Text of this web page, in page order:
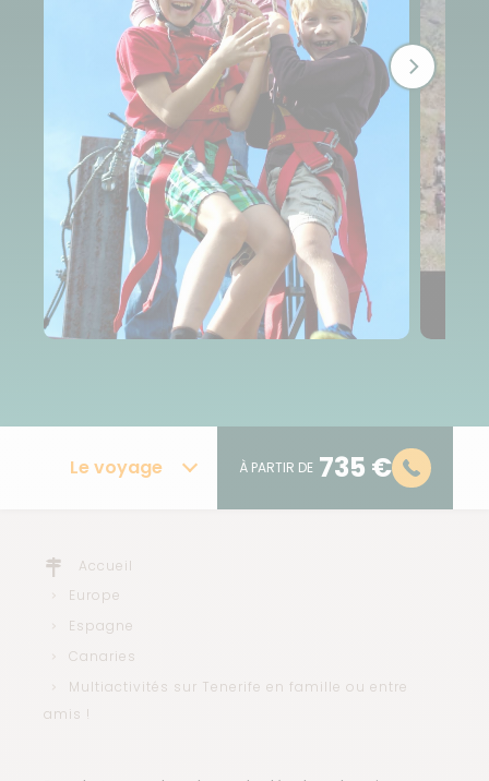
Le voyage À PARTIR DE 735 €
Accueil
Europe
Espagne
Canaries
Multiactivités sur Tenerife en famille ou entre
amis !